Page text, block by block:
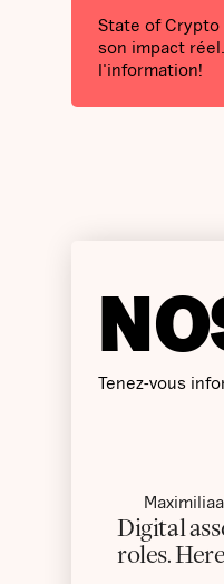
State of
son impact
l'information!
Tenez-vous
Digital
roles.